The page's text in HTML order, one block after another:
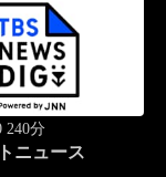
240分
ニュース